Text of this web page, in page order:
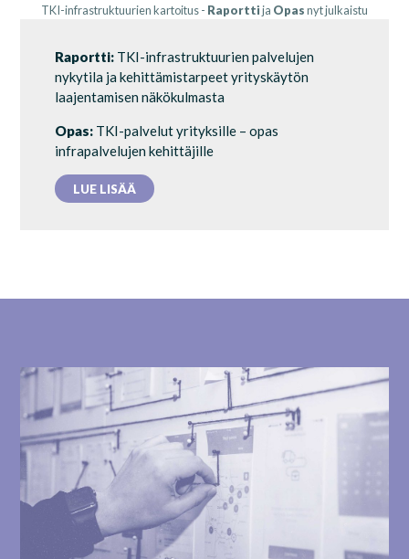
TKI-infrastruktuurien kartoitus - Raporttija Opasnyt julkaistu
Raportti:TKI-infrastruktuurien palvelujen
nykytila ja kehittämistarpeet yrityskäytön
laajentamisen näkökulmasta
Opas:TKI-palvelut yrityksille – opas
infrapalvelujen kehittäjille
LUE LISÄÄ